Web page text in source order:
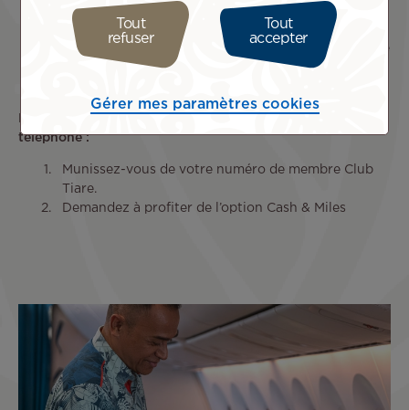
dépenser en utilisant le curseur qui vous indique
l’économie réalisée.
Renseignez votre numéro de carte de crédit pour le
complément et les taxes.
téléphone :
Munissez-vous de votre numéro de membre Club
Tiare.
Demandez à profiter de l’option Cash & Miles
Tout
refuser
Tout
accepter
Gérer mes paramètres cookies